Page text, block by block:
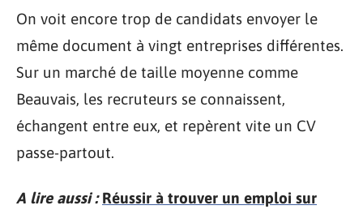
On voit encore trop de candidats envoyer le
même document à vingt entreprises différentes.
Sur un marché de taille moyenne comme
Beauvais, les recruteurs se connaissent,
échangent entre eux, et repèrent vite un CV
passe-partout.
A lire aussi : Réussir à trouver un emploi sur